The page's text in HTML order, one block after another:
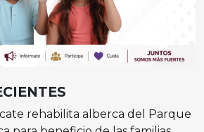
rehabilita alberca del Parque